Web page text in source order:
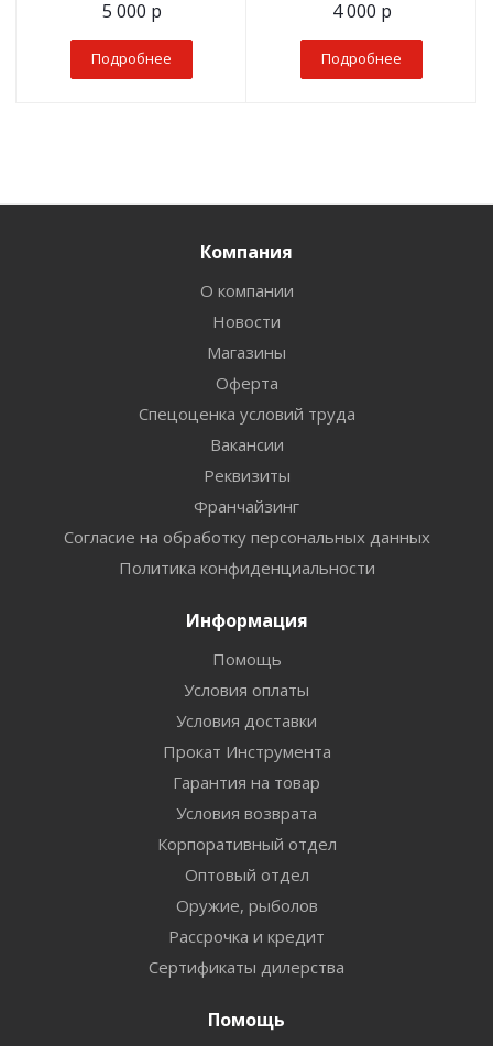
5 000 р
Подробнее
4 000 р
Подробнее
Компания
О компании
Новости
Магазины
Оферта
Спецоценка условий труда
Вакансии
Реквизиты
Франчайзинг
Согласие на обработку персональных данных
Политика конфиденциальности
Информация
Помощь
Условия оплаты
Условия доставки
Прокат Инструмента
Гарантия на товар
Условия возврата
Корпоративный отдел
Оптовый отдел
Оружие, рыболов
Рассрочка и кредит
Сертификаты дилерства
Помощь